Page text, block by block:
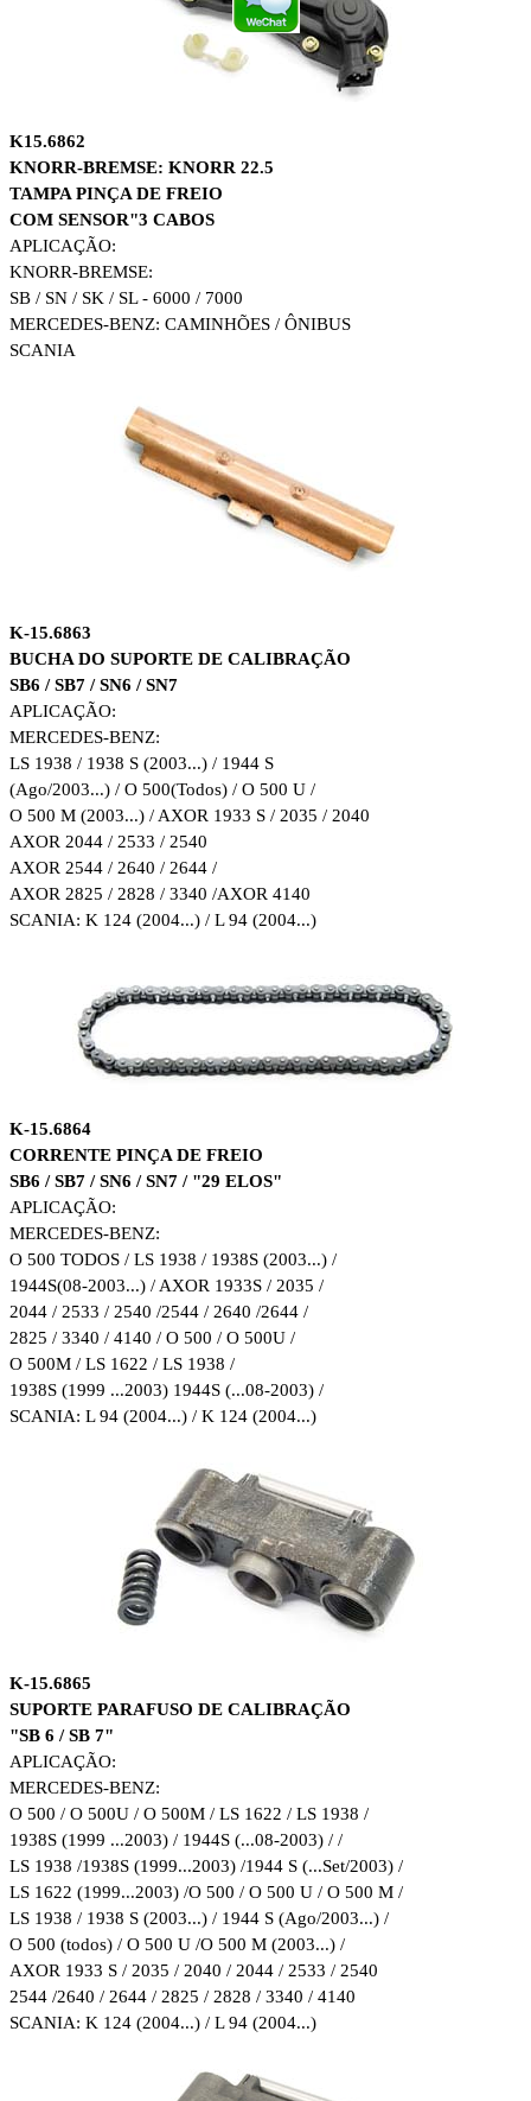
K15.6862
KNORR-BREMSE: KNORR 22.5
TAMPA PINÇA DE FREIO
COM SENSOR"3 CABOS
APLICAÇÃO:
KNORR-BREMSE:
SB / SN / SK / SL - 6000 / 7000
MERCEDES-BENZ: CAMINHÕES / ÔNIBUS
SCANIA
K-15.6863
BUCHA DO SUPORTE DE CALIBRAÇÃO
SB6 / SB7 / SN6 / SN7
APLICAÇÃO:
MERCEDES-BENZ:
LS 1938 / 1938 S (2003...) / 1944 S
(Ago/2003...) / O 500(Todos) / O 500 U /
O 500 M (2003...) / AXOR 1933 S / 2035 / 2040
AXOR 2044 / 2533 / 2540
AXOR 2544 / 2640 / 2644 /
AXOR 2825 / 2828 / 3340 /AXOR 4140
SCANIA: K 124 (2004...) / L 94 (2004...)
K-15.6864
CORRENTE PINÇA DE FREIO
SB6 / SB7 / SN6 / SN7 / "29 ELOS"
APLICAÇÃO:
MERCEDES-BENZ:
O 500 TODOS / LS 1938 / 1938S (2003...) /
1944S(08-2003...) / AXOR 1933S / 2035 /
2044 / 2533 / 2540 /2544 / 2640 /2644 /
2825 / 3340 / 4140 / O 500 / O 500U /
O 500M / LS 1622 / LS 1938 /
1938S (1999 ...2003) 1944S (...08-2003) /
SCANIA: L 94 (2004...) / K 124 (2004...)
K-15.6865
SUPORTE PARAFUSO DE CALIBRAÇÃO
"SB 6 / SB 7"
APLICAÇÃO:
MERCEDES-BENZ:
O 500 / O 500U / O 500M / LS 1622 / LS 1938 /
1938S (1999 ...2003) / 1944S (...08-2003) / /
LS 1938 /1938S (1999...2003) /1944 S (...Set/2003) /
LS 1622 (1999...2003) /O 500 / O 500 U / O 500 M /
LS 1938 / 1938 S (2003...) / 1944 S (Ago/2003...) /
O 500 (todos) / O 500 U /O 500 M (2003...) /
AXOR 1933 S / 2035 / 2040 / 2044 / 2533 / 2540
2544 /2640 / 2644 / 2825 / 2828 / 3340 / 4140
SCANIA: K 124 (2004...) / L 94 (2004...)